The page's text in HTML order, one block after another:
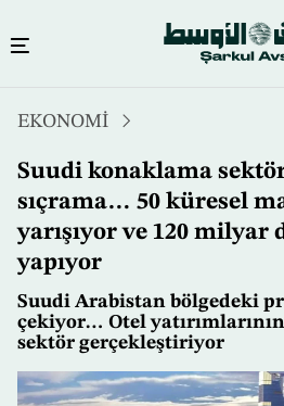
atla
EKONOMİ
Suudi konaklama
sıçrama… 50 küresel
yarışıyor ve 120 milyar
yapıyor
Suudi Arabistan bölgedeki
çekiyor… Otel yatırımlarının
sektör gerçekleştiriyor